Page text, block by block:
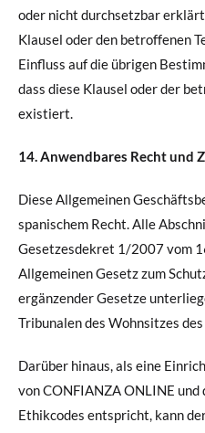
oder nicht durchsetzbar
Klausel oder den betroffenen
Einfluss auf die übrigen
dass diese Klausel oder der
existiert.
14. Anwendbares Recht und
Diese Allgemeinen
spanischem Recht. Alle
Gesetzesdekret 1/2007 vom
Allgemeinen Gesetz zum
ergänzender Gesetze
Tribunalen des Wohnsitzes des
Darüber hinaus, als eine
von CONFIANZA ONLINE und
Ethikcodes entspricht, kann